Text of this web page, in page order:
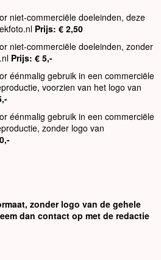
niet-commerciële doeleinden, deze
Prijs: € 2,50
niet-commerciële doeleinden, zonder
Prijs: € 5,-
éénmalig gebruik in een commerciële
voorzien van het logo van
éénmalig gebruik in een commerciële
zonder logo van
zonder logo van de gehele
dan contact op met de redactie